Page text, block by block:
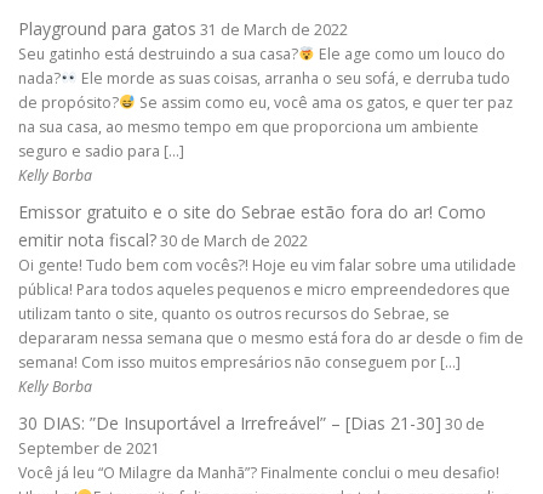
Playground para gatos 31 de March de 2022
Seu gatinho está destruindo a sua casa?
Ele age como um louco do
nada?
Ele morde as suas coisas, arranha o seu sofá, e derruba tudo
de propósito?
Se assim como eu, você ama os gatos, e quer ter paz
na sua casa, ao mesmo tempo em que proporciona um ambiente
seguro e sadio para […]
Kelly Borba
Emissor gratuito e o site do Sebrae estão fora do ar! Como
emitir nota fiscal?30 de March de 2022
Oi gente! Tudo bem com vocês?! Hoje eu vim falar sobre uma utilidade
pública! Para todos aqueles pequenos e micro empreendedores que
utilizam tanto o site, quanto os outros recursos do Sebrae, se
depararam nessa semana que o mesmo está fora do ar desde o fim de
semana! Com isso muitos empresários não conseguem por […]
Kelly Borba
30 DIAS: ”De Insuportável a Irrefreável” – [Dias 21-30] 30 de
September de 2021
Você já leu “O Milagre da Manhã”? Finalmente conclui o meu desafio!